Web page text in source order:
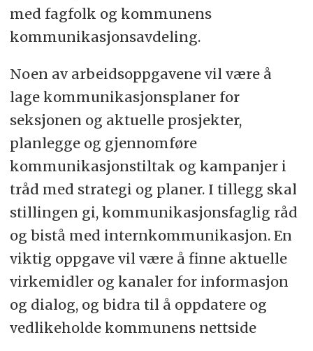
med fagfolk og kommunens
kommunikasjonsavdeling.
Noen av arbeidsoppgavene vil være å
lage kommunikasjonsplaner for
seksjonen og aktuelle prosjekter,
planlegge og gjennomføre
kommunikasjonstiltak og kampanjer i
tråd med strategi og planer. I tillegg skal
stillingen gi, kommunikasjonsfaglig råd
og bistå med internkommunikasjon. En
viktig oppgave vil være å finne aktuelle
virkemidler og kanaler for informasjon
og dialog, og bidra til å oppdatere og
vedlikeholde kommunens nettside